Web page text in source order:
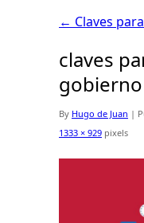
← Claves
claves
By Hugo de Juan |
1333 × 929 pixels